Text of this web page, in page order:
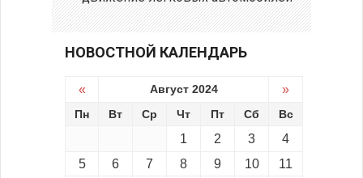
НОВОСТНОЙ КАЛЕНДАРЬ
« Август 2024 »
Пн Вт Ср Чт Пт Сб Вс
1 2 3
4
5
6 7 8 9 10 11